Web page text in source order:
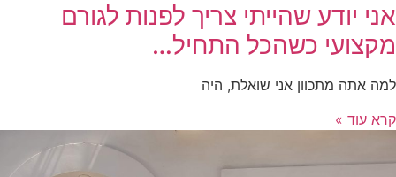
אני יודע שהייתי צריך לפנות לגורם
מקצועי כשהכל התחיל…
למה אתה מתכוון אני שואלת, היה
קרא עוד »